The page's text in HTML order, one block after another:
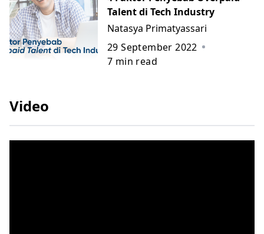
Talent di Tech Industry
Natasya Primatyassari
29 September 2022
7 min read
Video